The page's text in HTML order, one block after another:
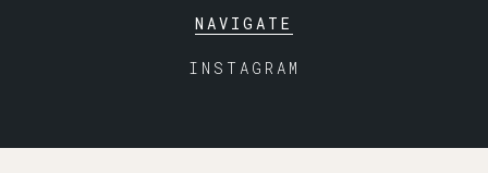
NAVIGATE
INSTAGRAM